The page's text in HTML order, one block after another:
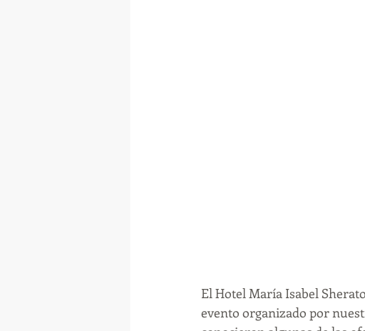
El Hotel María Isabel
evento organizado por